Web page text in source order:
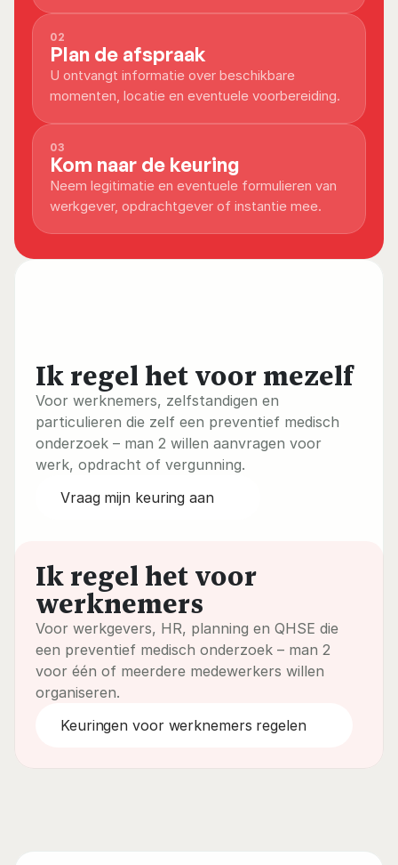
02
Plan de afspraak
U ontvangt informatie over beschikbare
momenten, locatie en eventuele voorbereiding.
03
Kom naar de keuring
Neem legitimatie en eventuele formulieren van
werkgever, opdrachtgever of instantie mee.
Ik regel het voor mezelf
Voor werknemers, zelfstandigen en
particulieren die zelf een preventief medisch
onderzoek – man 2 willen aanvragen voor
werk, opdracht of vergunning.
Vraag mijn keuring aan
Ik regel het voor
werknemers
Voor werkgevers, HR, planning en QHSE die
een preventief medisch onderzoek – man 2
voor één of meerdere medewerkers willen
organiseren.
Keuringen voor werknemers regelen